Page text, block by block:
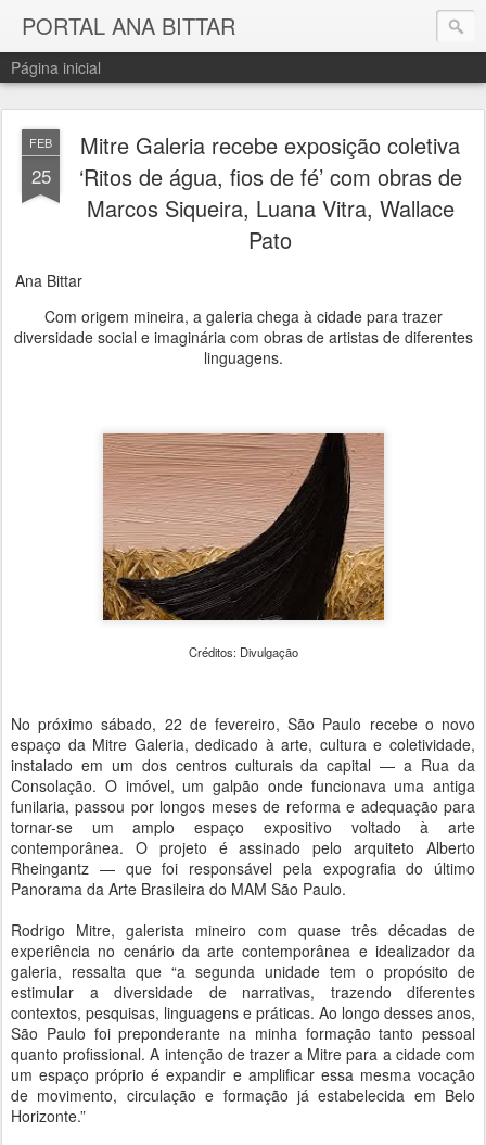
PORTAL ANA BITTAR
Página inicial
FEB
25
Mitre Galeria recebe exposição coletiva
‘Ritos de água, fios de fé’ com obras de
Marcos Siqueira, Luana Vitra, Wallace
Pato
Ana Bittar
Com origem mineira, a galeria chega à cidade para trazer
diversidade social e imaginária com obras de artistas de diferentes
linguagens.
Créditos: Divulgação
No próximo sábado, 22 de fevereiro, São Paulo recebe o novo
espaço da Mitre Galeria, dedicado à arte, cultura e coletividade,
instalado em um dos centros culturais da capital — a Rua da
Consolação. O imóvel, um galpão onde funcionava uma antiga
funilaria, passou por longos meses de reforma e adequação para
tornar-se um amplo espaço expositivo voltado à arte
contemporânea. O projeto é assinado pelo arquiteto Alberto
Rheingantz — que foi responsável pela expografia do último
Panorama da Arte Brasileira do MAM São Paulo.
Rodrigo Mitre, galerista mineiro com quase três décadas de
experiência no cenário da arte contemporânea e idealizador da
galeria, ressalta que “a segunda unidade tem o propósito de
estimular a diversidade de narrativas, trazendo diferentes
contextos, pesquisas, linguagens e práticas. Ao longo desses anos,
São Paulo foi preponderante na minha formação tanto pessoal
quanto profissional. A intenção de trazer a Mitre para a cidade com
um espaço próprio é expandir e amplificar essa mesma vocação
de movimento, circulação e formação já estabelecida em Belo
Horizonte.”